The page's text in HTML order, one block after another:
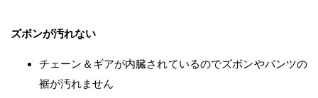
ズボンが汚れない
チェーン＆ギアが内臓されているのでズボンやパンツの
裾が汚れません